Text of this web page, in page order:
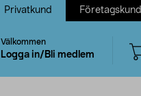
Privatkund Företagskund
Välkommen
Logga in/Bli medlem